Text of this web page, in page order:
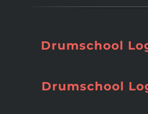
Drumschool
Drumschool